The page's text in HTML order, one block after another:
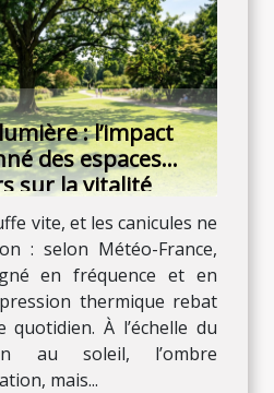
: l’impact
des espaces
sur la vitalité
vite, et les canicules ne
: selon Météo-France,
en fréquence et en
thermique rebat
À l’échelle du
au soleil, l’ombre
mais...